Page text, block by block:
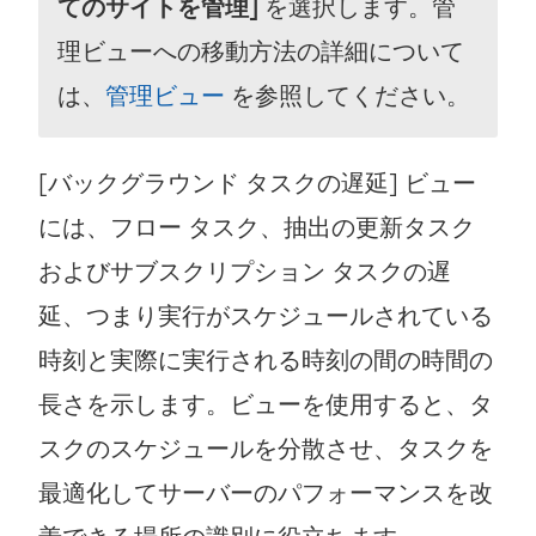
てのサイトを管理]
を選択します。管
理ビューへの移動方法の詳細について
は、 管理ビュー を参照してください。
[バックグラウンド タスクの遅延] ビュー
には、フロー タスク、抽出の更新タスク
およびサブスクリプション タスクの遅
延、つまり実行がスケジュールされている
時刻と実際に実行される時刻の間の時間の
長さを示します。ビューを使用すると、タ
スクのスケジュールを分散させ、タスクを
最適化してサーバーのパフォーマンスを改